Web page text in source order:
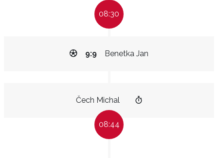
08:30
Benetka Jan
9:9
Čech Michal
08:44